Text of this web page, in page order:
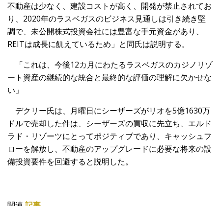
不動産は少なく、建設コストが高く、開発が禁止されてお
り、2020年のラスベガスのビジネス見通しは引き続き堅
調で、未公開株式投資会社には豊富な手元資金があり、
REITは成長に飢えているため」と同氏は説明する。
「これは、今後12カ月にわたるラスベガスのカジノリゾ
ート資産の継続的な統合と最終的な評価の理解に欠かせな
い」
デクリー氏は、月曜日にシーザーズがリオを5億1630万
ドルで売却した件は、シーザーズの買収に先立ち、エルド
ラド・リゾーツにとってポジティブであり、キャッシュフ
ローを解放し、不動産のアップグレードに必要な将来の設
備投資要件を回避すると説明した。